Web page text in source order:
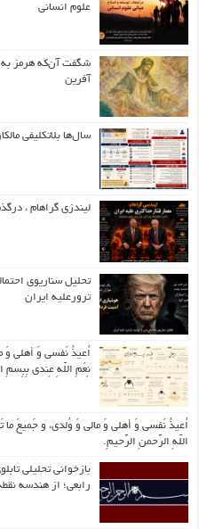
علوم انسانی
شگفت آن‌که هرمز به
آفرین
سال‌ها بلاتکلیفی مالکان
لیندزی گراهام ،
تحلیل سناریوی
ترورعلیه ایران
اُعیذُ نَفسی وَ أهلی وَ
نِعَمِ اللّهِ عِندی بِبِسمِ
اُعیذُ نَفسی وَ أهلی وَ مالی وَ وُلدی، و جَمیعَ ما
اللّهِ الرَّحمنِ الرَّحیمِ.
بازخوانی تحلیلی
رابعی؛ از هندسه